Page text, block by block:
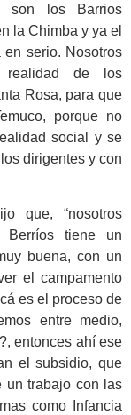
son los Barrios
la Chimba y ya el
serio. Nosotros
realidad de los
Rosa, para que
porque no
social y se
dirigentes y con
que, “nosotros
Berríos tiene un
buena, con un
el campamento
es el proceso de
entre medio,
entonces ahí ese
el subsidio, que
un trabajo con las
como Infancia